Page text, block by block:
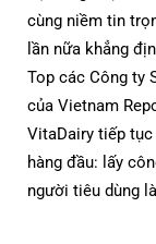
cùng niềm tin
lần nữa khẳng
Top các Công ty
của Vietnam
VitaDairy tiếp
hàng đầu: lấy
người tiêu dùng